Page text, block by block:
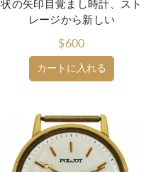
カートに入れる
状の矢印目覚まし時計、スト
レージから新しい
$600